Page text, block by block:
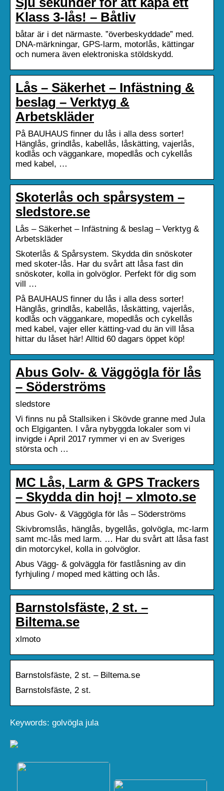
Klass 3-lås! – Båtliv
båtar är i det närmaste. ”överbeskyddade” med.
DNA-märkningar, GPS-larm, motorlås, kättingar
och numera även elektroniska stöldskydd.
Lås – Säkerhet – Infästning &
beslag – Verktyg &
Arbetskläder
På BAUHAUS finner du lås i alla dess sorter!
Hänglås, grindlås, kabellås, låskätting, vajerlås,
kodlås och väggankare, mopedlås och cykellås
med kabel, …
Skoterlås och spårsystem –
sledstore.se
Lås – Säkerhet – Infästning & beslag – Verktyg &
Arbetskläder
Skoterlås & Spårsystem. Skydda din snöskoter
med skoter-lås. Har du svårt att låsa fast din
snöskoter, kolla in golvöglor. Perfekt för dig som
vill …
På BAUHAUS finner du lås i alla dess sorter!
Hänglås, grindlås, kabellås, låskätting, vajerlås,
kodlås och väggankare, mopedlås och cykellås
med kabel, vajer eller kätting-vad du än vill låsa
hittar du låset här! Alltid 60 dagars öppet köp!
Abus Golv- & Väggögla för lås
– Söderströms
sledstore
Vi finns nu på Stallsiken i Skövde granne med Jula
och Elgiganten. I våra nybyggda lokaler som vi
invigde i April 2017 rymmer vi en av Sveriges
största och …
MC Lås, Larm & GPS Trackers
– Skydda din hoj! – xlmoto.se
Abus Golv- & Väggögla för lås – Söderströms
Skivbromslås, hänglås, bygellås, golvögla, mc-larm
samt mc-lås med larm. … Har du svårt att låsa fast
din motorcykel, kolla in golvöglor.
Abus Vägg- & golväggla för fastlåsning av din
fyrhjuling / moped med kätting och lås.
Barnstolsfäste, 2 st. –
Biltema.se
xlmoto
Barnstolsfäste, 2 st. – Biltema.se
Barnstolsfäste, 2 st.
Keywords: golvögla jula